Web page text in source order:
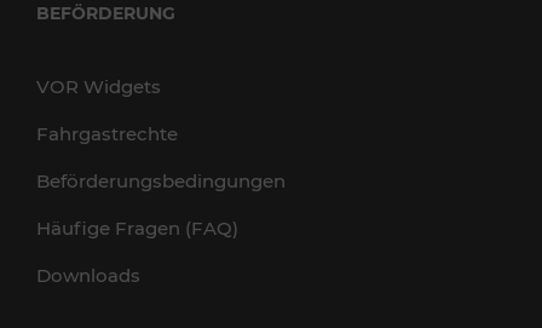
BEFÖRDERUNG
VOR Widgets
Fahrgastrechte
Beförderungsbedingungen
Häufige Fragen (FAQ)
Downloads